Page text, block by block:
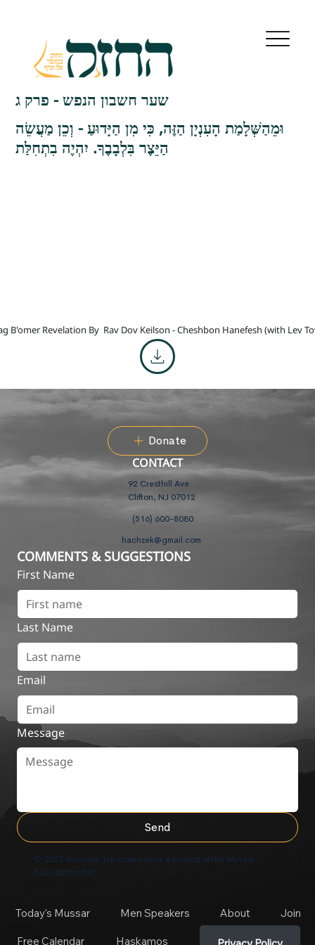
שער חשבון הנפש - פרק ג
וּמֵהַשְּׁלָמַת הָעִנְיָן הַזֶּה, כִּי מִן הַיָּדוּעַ - וְכֵן מַעֲשֵׂה
הַיֵּצֶר בִּלְבָבֶךָ. יִהְיֶה בִתְחִלַּת
B'omer Revelation By Rav Dov Keilson - Cheshbon Hanefesh (with Lev
Donate
CONTACT
92 Cresthill Ave
Clifton, NJ 07012
(516) 600-8080
hachzek@gmail.com
COMMENTS & SUGGESTIONS
First Name
Last Name
Email
Message
Send
© 2025 Hachzek. Hachzek.com is a project of the Mussar
Foundation INC
Today's Mussar Men Speakers About Join
Free Calendar Haskamos